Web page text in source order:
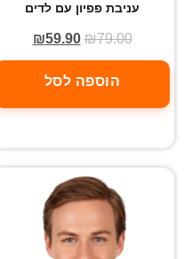
עניבת פפיון עם לדים
₪79.00
₪59.90
הוספה לסל